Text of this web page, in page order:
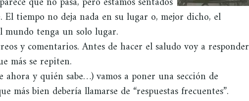
El tiempo no deja nada en su lugar o, mejor dicho, el
mundo tenga un solo lugar.
y comentarios. Antes de hacer el saludo voy a responder
más se repiten.
y quién sabe…) vamos a poner una sección de
más bien debería llamarse de “respuestas frecuentes”.